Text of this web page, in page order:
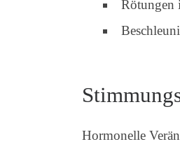
Rötungen
Hormonelle